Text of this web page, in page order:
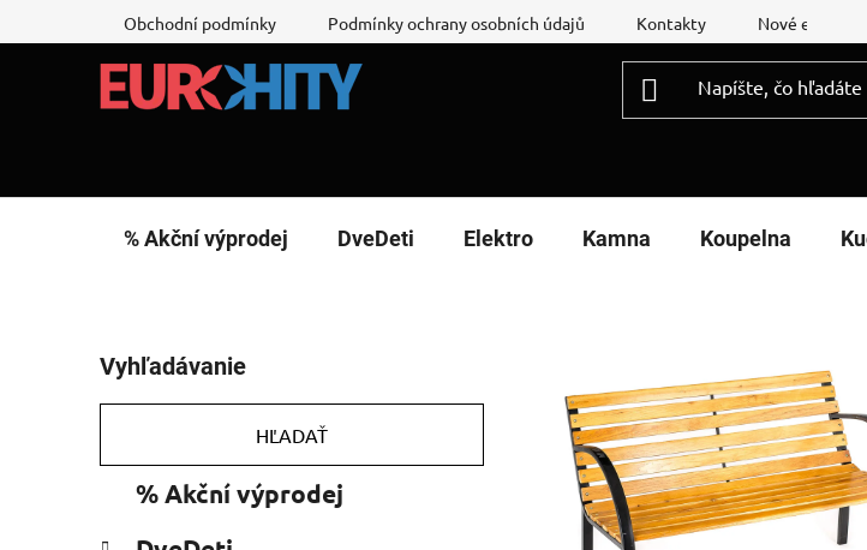
na
Obchodní podmínky Podmínky ochrany osobních údajů Kontakty Nové
% Akční výprodej DveDeti Elektro Kamna Koupelna
o
č
ý
Vyhľadávanie
HĽADAŤ
kategórie
% Akční výprodej